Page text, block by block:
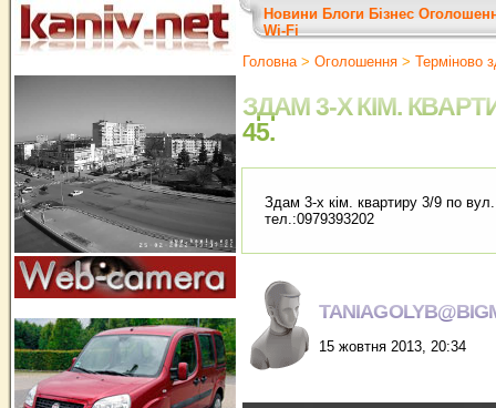
Новини Блоги Бізнес
Wi-Fi
Головна> Оголошення > Терміново
ЗДАМ 3-Х КІМ.
45.
Здам 3-х кім. квартиру 3/9 по
тел.:0979393202
15 жовтня 2013, 20:34